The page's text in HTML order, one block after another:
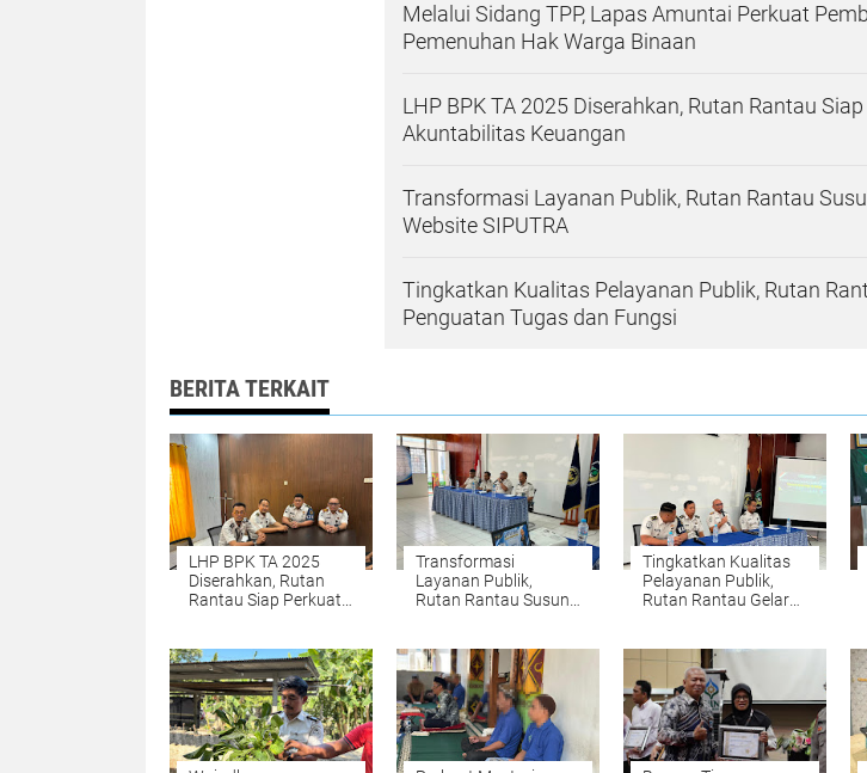
Melalui Sidang TPP, Lapas Amuntai Perkuat
Pemenuhan Hak Warga Binaan
LHP BPK TA 2025 Diserahkan, Rutan Rantau
Akuntabilitas Keuangan
Transformasi Layanan Publik, Rutan Rantau
Website SIPUTRA
Tingkatkan Kualitas Pelayanan Publik, Rutan
Penguatan Tugas dan Fungsi
BERITA TERKAIT
LHP BPK TA 2025
Diserahkan, Rutan
Rantau Siap Perkuat
Transformasi
Layanan Publik,
Rutan Rantau Susun
Tingkatkan Kualitas
Pelayanan Publik,
Rutan Rantau Gelar